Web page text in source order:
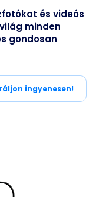
és videós
minden
gondosan
ingyenesen!